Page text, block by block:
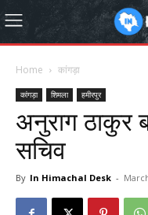
Home कांगड़ा
कांगड़ा शिमला हमीरपुर
अनुराग ठाकुर
सचिव
By In Himachal Desk -